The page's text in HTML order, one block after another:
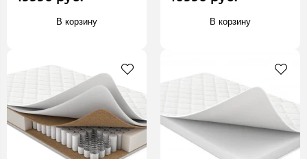
В корзину В корзину